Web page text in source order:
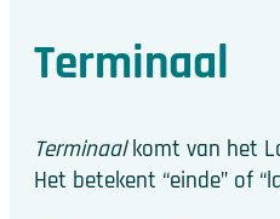
Terminaal
Terminaalkomt van het
Het betekent “einde” of